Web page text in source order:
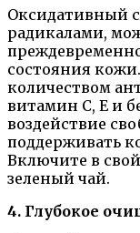
Оксидативный
радикалами,
состояния
количеством
витамин С, Е и
воздействие
поддерживать
Включите в
зеленый чай.
4. Глубокое